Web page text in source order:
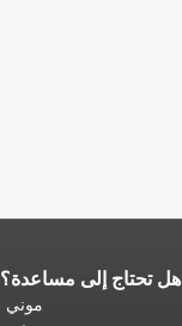
هل تحتاج إلى مساعدة؟
موني